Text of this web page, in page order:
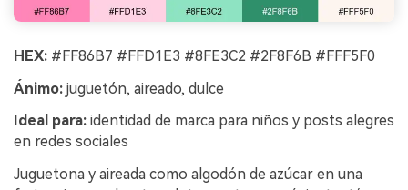
HEX: #FF86B7 #FFD1E3 #8FE3C2 #2F8F6B #FFF5F0
Ánimo: juguetón, aireado, dulce
Ideal para: identidad de marca para niños y posts alegres
en redes sociales
Juguetona y aireada como algodón de azúcar en una